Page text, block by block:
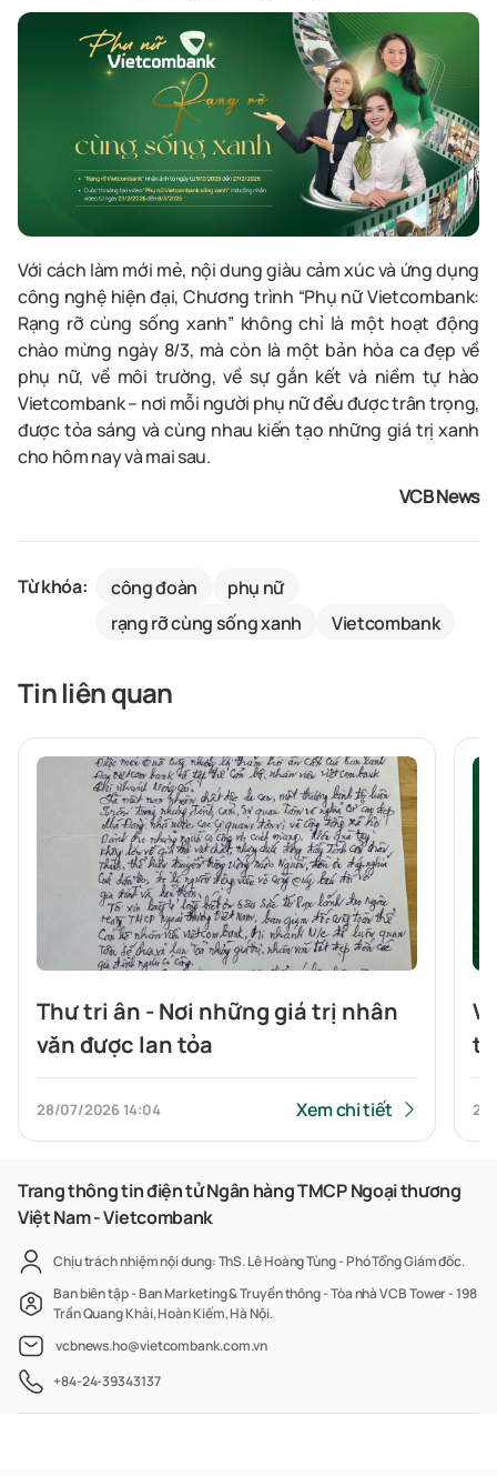
Với cách làm mới mẻ, nội dung giàu cảm xúc và ứng dụng
công nghệ hiện đại, Chương trình “Phụ nữ Vietcombank:
Rạng rỡ cùng sống xanh” không chỉ là một hoạt động
chào mừng ngày 8/3, mà còn là một bản hòa ca đẹp về
phụ nữ, về môi trường, về sự gắn kết và niềm tự hào
Vietcombank – nơi mỗi người phụ nữ đều được trân trọng,
được tỏa sáng và cùng nhau kiến tạo những giá trị xanh
cho hôm nay và mai sau.
VCB News
Từ khóa: công đoàn
phụ nữ
rạng rỡ cùng sống xanh
Vietcombank
Tin liên quan
Thư tri ân - Nơi những giá trị nhân
văn được lan tỏa
28/07/2026 14:04 Xem chi tiết
Trang thông tin điện tử Ngân hàng TMCP Ngoại thương
Việt Nam - Vietcombank
Chịu trách nhiệm nội dung: ThS. Lê Hoàng Tùng - Phó Tổng Giám đốc.
Ban biên tập - Ban Marketing & Truyền thông - Tòa nhà VCB Tower - 198
Trần Quang Khải, Hoàn Kiếm, Hà Nội.
vcbnews.ho@vietcombank.com.vn
+84-24-39343137